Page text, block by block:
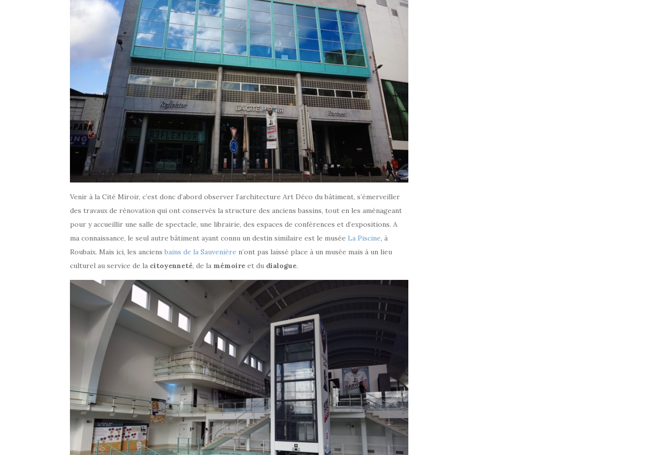
Venir à la Cité Miroir, c’est donc d’abord observer l’architecture Art Déco du bâtiment, s’émerveiller
des travaux de rénovation qui ont conservés la structure des anciens bassins, tout en les aménageant
pour y accueillir une salle de spectacle, une librairie, des espaces de conférences et d’expositions. A
ma connaissance, le seul autre bâtiment ayant connu un destin similaire est le musée La Piscine, à
Roubaix. Mais ici, les anciens bains de la Sauvenière n’ont pas laissé place à un musée mais à un lieu
culturel au service de la citoyenneté, de la mémoire et du dialogue.